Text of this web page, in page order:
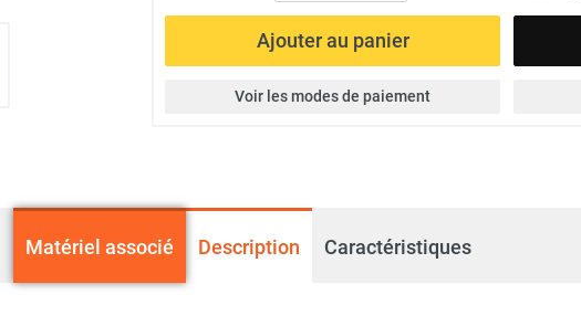
Ajouter au panier
Voir les modes de paiement
Matériel associé Description Caractéristiques